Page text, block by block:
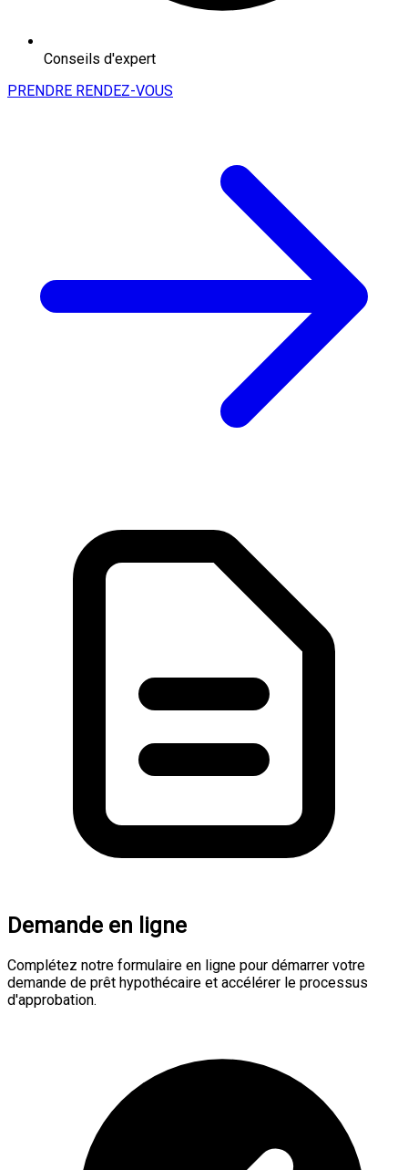
Conseils d'expert
PRENDRE RENDEZ-VOUS
Demande en ligne
Complétez notre formulaire en ligne pour démarrer votre
demande de prêt hypothécaire et accélérer le processus
d'approbation.